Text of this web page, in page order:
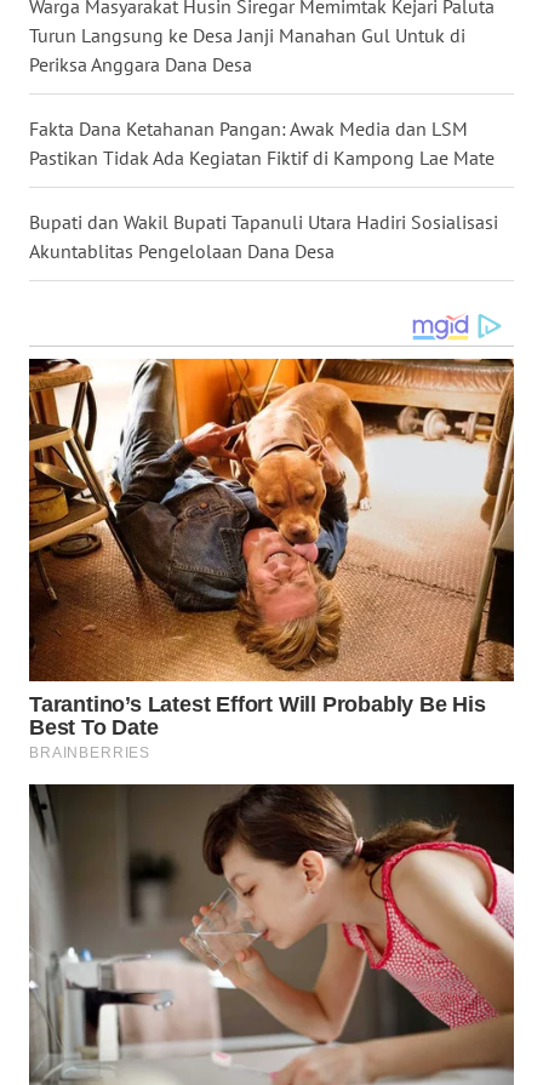
Warga Masyarakat Husin Siregar Memimtak Kejari Paluta
Turun Langsung ke Desa Janji Manahan Gul Untuk di
Periksa Anggara Dana Desa
Fakta Dana Ketahanan Pangan: Awak Media dan LSM
Pastikan Tidak Ada Kegiatan Fiktif di Kampong Lae Mate
Bupati dan Wakil Bupati Tapanuli Utara Hadiri Sosialisasi
Akuntablitas Pengelolaan Dana Desa
WN
WN
WN
WN
KARO
WN
SIMALUNGUN
WN
LABUHANBATU
WN
TAPANULI
TENGAH
WN DELI
SERDANG
WN
PAKPAK
WN